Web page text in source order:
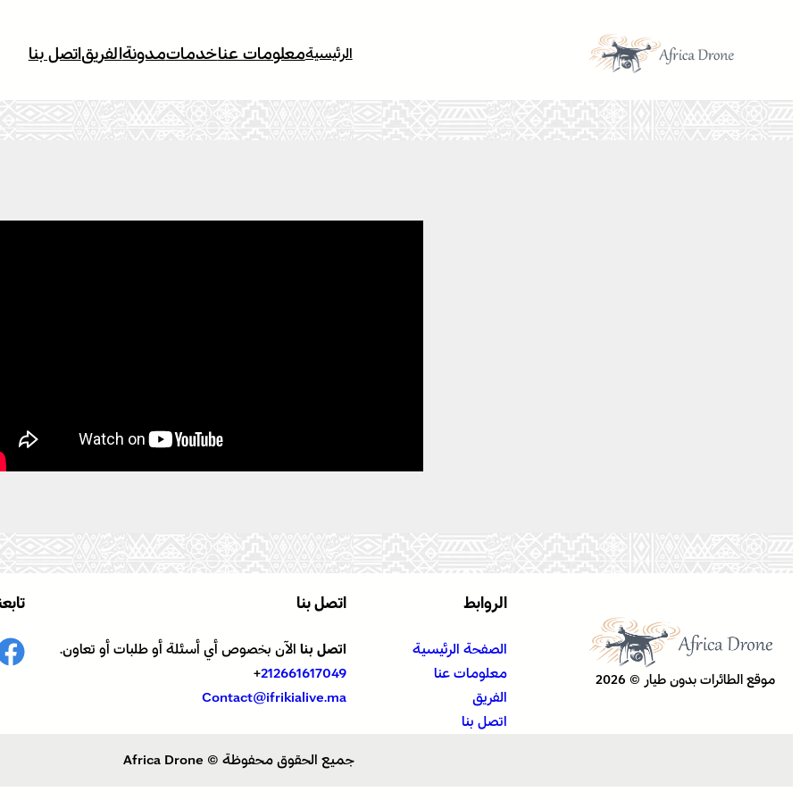
الرئيسيةمعلومات عناخدماتمدونةالفريقاتصل بنا
موقع الطائرات بدون طيار © 2026
الروابط
الصفحة الرئيسية
معلومات عنا
الفريق
اتصل بنا
اتصل بنا
اتصل بنا الآن بخصوص أي أسئلة أو طلبات أو تعاون.
212661617049
+
Contact@ifrikialive.ma
جميع الحقوق محفوظة © Africa Drone